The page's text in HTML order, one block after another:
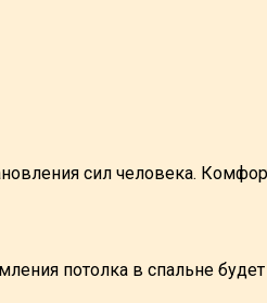
сил человека.
потолка в спальне будет